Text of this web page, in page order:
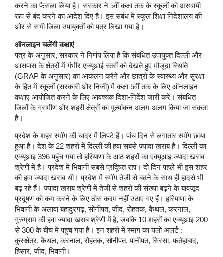
करने का फैसला लिया है। सरकार ने 5वीं कक्षा तक के स्कूलों को अस्थायी
रूप से बंद करने का आदेश दिए है। इस संबंध में स्कूल शिक्षा निदेशालय की
ओर से सभी जिला उपायुक्तों को पत्र लिखा गया है।
ऑनलाइन चलेंगी कक्षाएं
पत्र के अनुसार, सरकार ने निर्णय लिया है कि संबंधित उपायुक्त दिल्ली और
आसपास के क्षेत्रों में गंभीर एक्यूआई स्तरों को देखते हुए मौजूदा स्थिति
(GRAP के अनुसार) का आकलन करेंगे और छात्रों के स्वास्थ्य और सुरक्षा
के हित में स्कूलों (सरकारी और निजी) में कक्षा 5वीं तक के लिए ऑनलाइन
कक्षाएं आयोजित करने के लिए आवश्यक दिशा-निर्देश जारी करें। संबंधित
जिलों के ग्रामीण और शहरी क्षेत्रों का मूल्यांकन अलग-अलग किया जा सकता
है।
प्रदेश के शहर स्मॉग की चादर में लिपटे हैं। पांच दिन से लगातार स्मॉग छाया
हुआ है। देश के 22 शहरों में दिल्ली की हवा सबसे ज्यादा खराब है। दिल्ली का
एक्यूआइ 396 पहुंच गया तो हरियाणा के आठ शहरों का एक्यूआइ ज्यादा खराब
श्रेणी में है। प्रदेश में भिवानी सबसे प्रदूिषत रहा। दो दिन पहले भी इस शहर
की हवा ज्यादा खराब थी। प्रदेश में स्मॉग तेजी से बढ़ने के साथ ही हादसे भी
बढ़ रहे हैं। ज्यादा खराब श्रेणी में तेजी से शहरों की संख्या बढ़ने के बावजूद
प्रदूषण को कम करने के लिए ठोस कदम नहीं उठाए गए हैं। हरियाणा के
भिवानी के अलावा बहादुरगढ़, सोनीपत, जींद, रोहतक, कैथल, करनाल,
गुरुग्राम की हवा ज्यादा खराब श्रेणी में है, जबकि 10 शहरों का एक्यूआइ 200
से 300 के बीच में पहुंच गया है। इन शहरों में स्माग का यलो अलर्ट :
कुरुक्षेत्र, कैथल, करनाल, रोहतक, सोनीपत, पानीपत, सिरसा, फतेहाबाद,
हिसार, जींद, भिवानी।